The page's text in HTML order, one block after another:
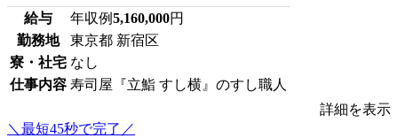
給与 年収例5,160,000円
勤務地
東京都 新宿区
寮・社宅 なし
仕事内容 寿司屋『立鮨 すし横』のすし職人
詳細を表示
＼最短45秒で完了／